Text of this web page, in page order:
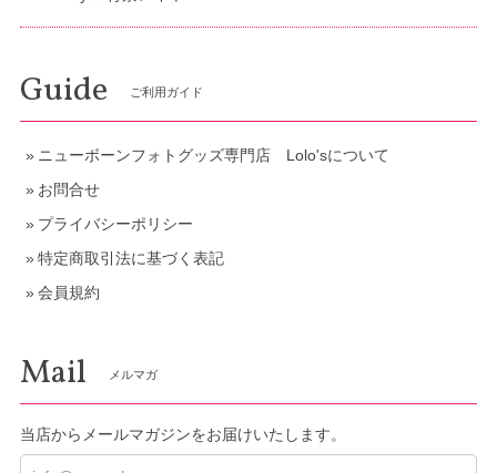
Guide ご利用ガイド
ニューボーンフォトグッズ専門店 Lolo'sについて
お問合せ
プライバシーポリシー
特定商取引法に基づく表記
会員規約
Mail メルマガ
当店からメールマガジンをお届けいたします。